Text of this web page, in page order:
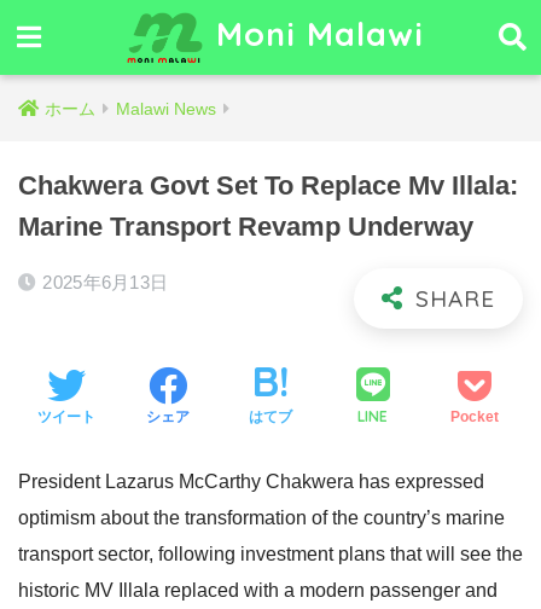
Moni Malawi
ホーム Malawi News
Chakwera Govt Set To Replace Mv Illala:
Marine Transport Revamp Underway
2025年6月13日
ツイート シェア はてブ LINE Pocket
President Lazarus McCarthy Chakwera has expressed
optimism about the transformation of the country’s marine
transport sector, following investment plans that will see the
historic MV Illala replaced with a modern passenger and